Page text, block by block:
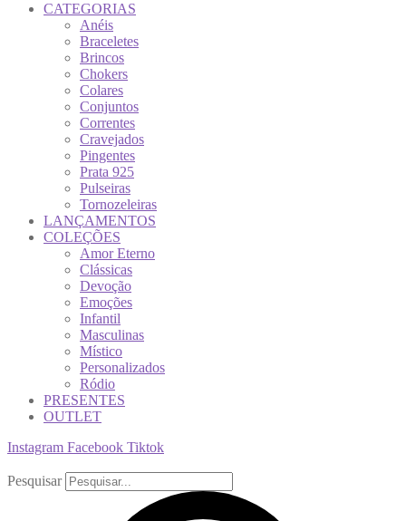
CATEGORIAS
Anéis
Braceletes
Brincos
Chokers
Colares
Conjuntos
Correntes
Cravejados
Pingentes
Prata 925
Pulseiras
Tornozeleiras
LANÇAMENTOS
COLEÇÕES
Amor Eterno
Clássicas
Devoção
Emoções
Infantil
Masculinas
Místico
Personalizados
Ródio
PRESENTES
OUTLET
Instagram Facebook Tiktok
Pesquisar